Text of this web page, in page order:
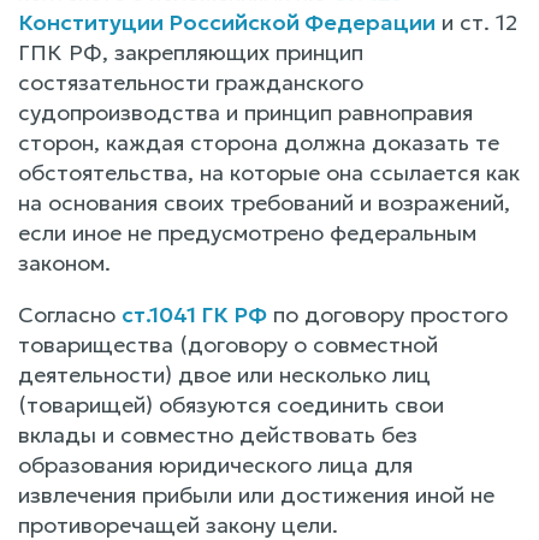
Конституции Российской Федерации и ст. 12
ГПК РФ, закрепляющих принцип
состязательности гражданского
судопроизводства и принцип равноправия
сторон, каждая сторона должна доказать те
обстоятельства, на которые она ссылается как
на основания своих требований и возражений,
если иное не предусмотрено федеральным
законом.
Согласно ст.1041 ГК РФ по договору простого
товарищества (договору о совместной
деятельности) двое или несколько лиц
(товарищей) обязуются соединить свои
вклады и совместно действовать без
образования юридического лица для
извлечения прибыли или достижения иной не
противоречащей закону цели.